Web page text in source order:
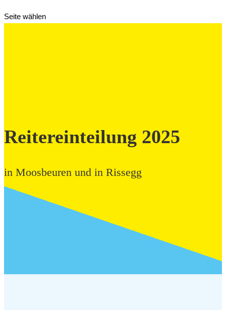
Seite wählen
Reitereinteilung 2025
in Moosbeuren und in Rissegg